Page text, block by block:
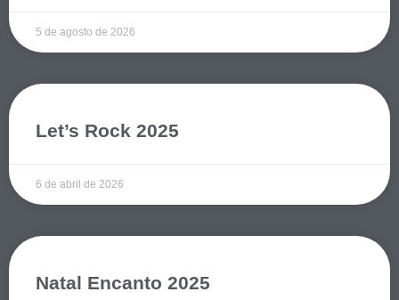
5 de agosto de 2026
Let’s Rock 2025
6 de abril de 2026
Natal Encanto 2025